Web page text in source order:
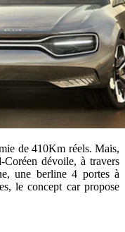
de 410Km réels. Mais,
Coréen dévoile, à travers
une berline 4 portes à
le concept car propose